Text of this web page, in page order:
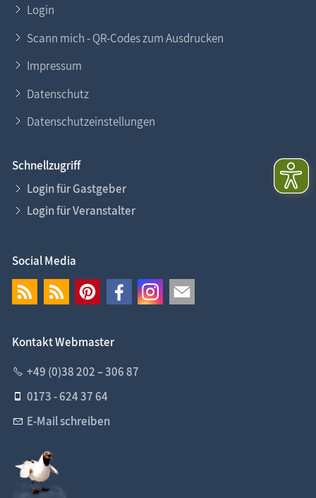
Login
Scann mich - QR-Codes zum Ausdrucken
Impressum
Datenschutz
Datenschutzeinstellungen
Schnellzugriff
Login für Gastgeber
Login für Veranstalter
Social Media
Kontakt Webmaster
+49 (0)38 202 – 306 87
0173 - 624 37 64
E-Mail schreiben